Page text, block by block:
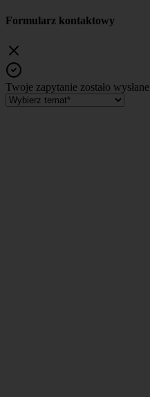
Formularz kontaktowy
Twoje zapytanie zostało wysłane